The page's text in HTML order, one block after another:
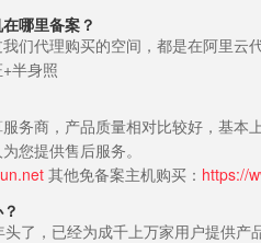
哪里备案？
们代理购买的空间，都是在阿里
半身照
务商，产品质量相对比较好，基
您提供售后服务。
其他免备案主机购买： https://
了，已经为成千上万家用户提供